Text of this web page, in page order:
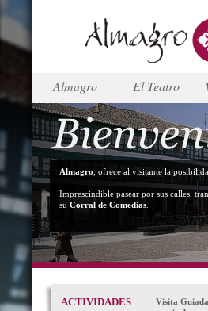
Almagro El Teatro
Almagro , ofrece al visitante la
Imprescindible pasear por sus calles,
su Corral de Comedias
ACTIVIDADES
Visita